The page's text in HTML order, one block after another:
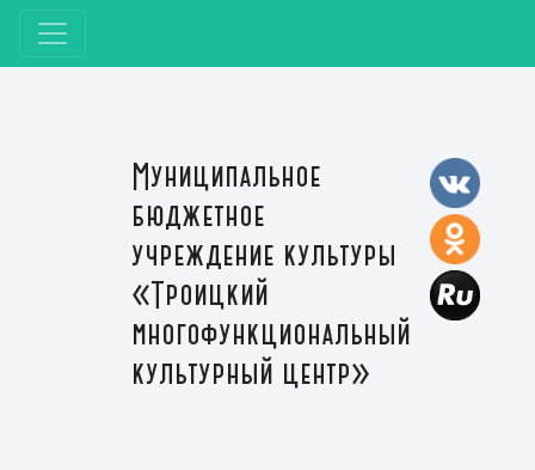
Муниципальное
бюджетное
учреждение культуры
«Троицкий
многофункциональный
культурный центр»